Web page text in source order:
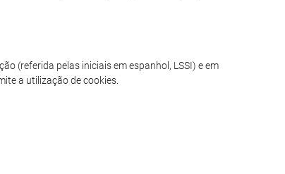
(referida pelas iniciais em espanhol, LSSI) e em
a utilização de cookies.